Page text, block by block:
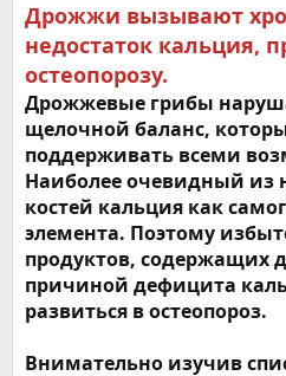
Дрожжи вызывают
недостаток кальция,
остеопорозу.
Дрожжевые грибы
щелочной баланс,
поддерживать всеми
Наиболее очевидный из
костей кальция как
элемента. Поэтому
продуктов, содержащих
причиной дефицита
развиться в остеопороз.
Внимательно изучив